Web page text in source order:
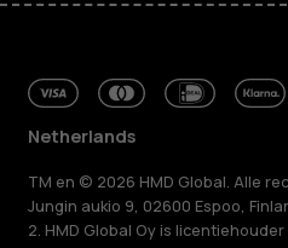
Netherlands
TM en © 2026 HMD Global. Alle
Jungin aukio 9, 02600 Espoo,
2. HMD Global Oy is